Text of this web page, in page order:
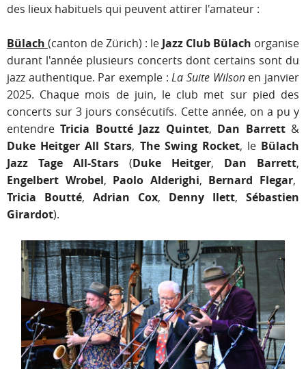
des lieux habituels qui peuvent attirer l'amateur :
Bülach (canton de Zürich) : le Jazz Club Bülach organise
durant l'année plusieurs concerts dont certains sont du
jazz authentique. Par exemple :La Suite Wilsonen janvier
2025. Chaque mois de juin, le club met sur pied des
concerts sur 3 jours consécutifs. Cette année, on a pu y
entendreTricia Boutté Jazz Quintet, Dan Barrett&
Duke Heitger All Stars, The Swing Rocket, le Bülach
Jazz Tage All-Stars (Duke Heitger, Dan Barrett,
Engelbert Wrobel, Paolo Alderighi, Bernard Flegar,
Tricia Boutté, Adrian Cox, Denny Ilett, Sébastien
Girardot).